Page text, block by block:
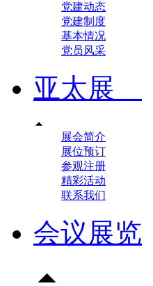
党建动态
党建制度
基本情况
党员风采
亚太展

展会简介
展位预订
参观注册
精彩活动
联系我们
会议展览
